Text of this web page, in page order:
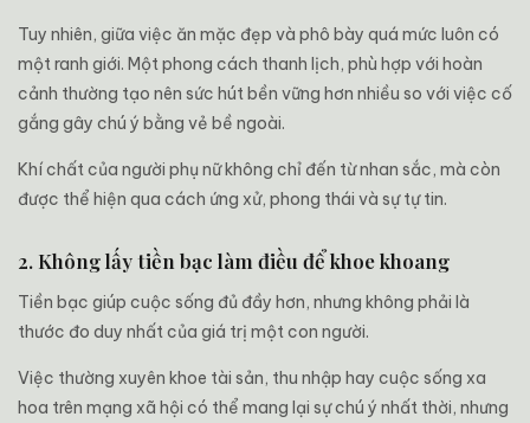
Tuy nhiên, giữa việc ăn mặc đẹp và phô bày quá mức luôn có
một ranh giới. Một phong cách thanh lịch, phù hợp với hoàn
cảnh thường tạo nên sức hút bền vững hơn nhiều so với việc cố
gắng gây chú ý bằng vẻ bề ngoài.
Khí chất của người phụ nữ không chỉ đến từ nhan sắc, mà còn
được thể hiện qua cách ứng xử, phong thái và sự tự tin.
2. Không lấy tiền bạc làm điều để khoe khoang
Tiền bạc giúp cuộc sống đủ đầy hơn, nhưng không phải là
thước đo duy nhất của giá trị một con người.
Việc thường xuyên khoe tài sản, thu nhập hay cuộc sống xa
hoa trên mạng xã hội có thể mang lại sự chú ý nhất thời, nhưng